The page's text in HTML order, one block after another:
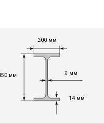
мм
200 мм
9 мм
14 мм